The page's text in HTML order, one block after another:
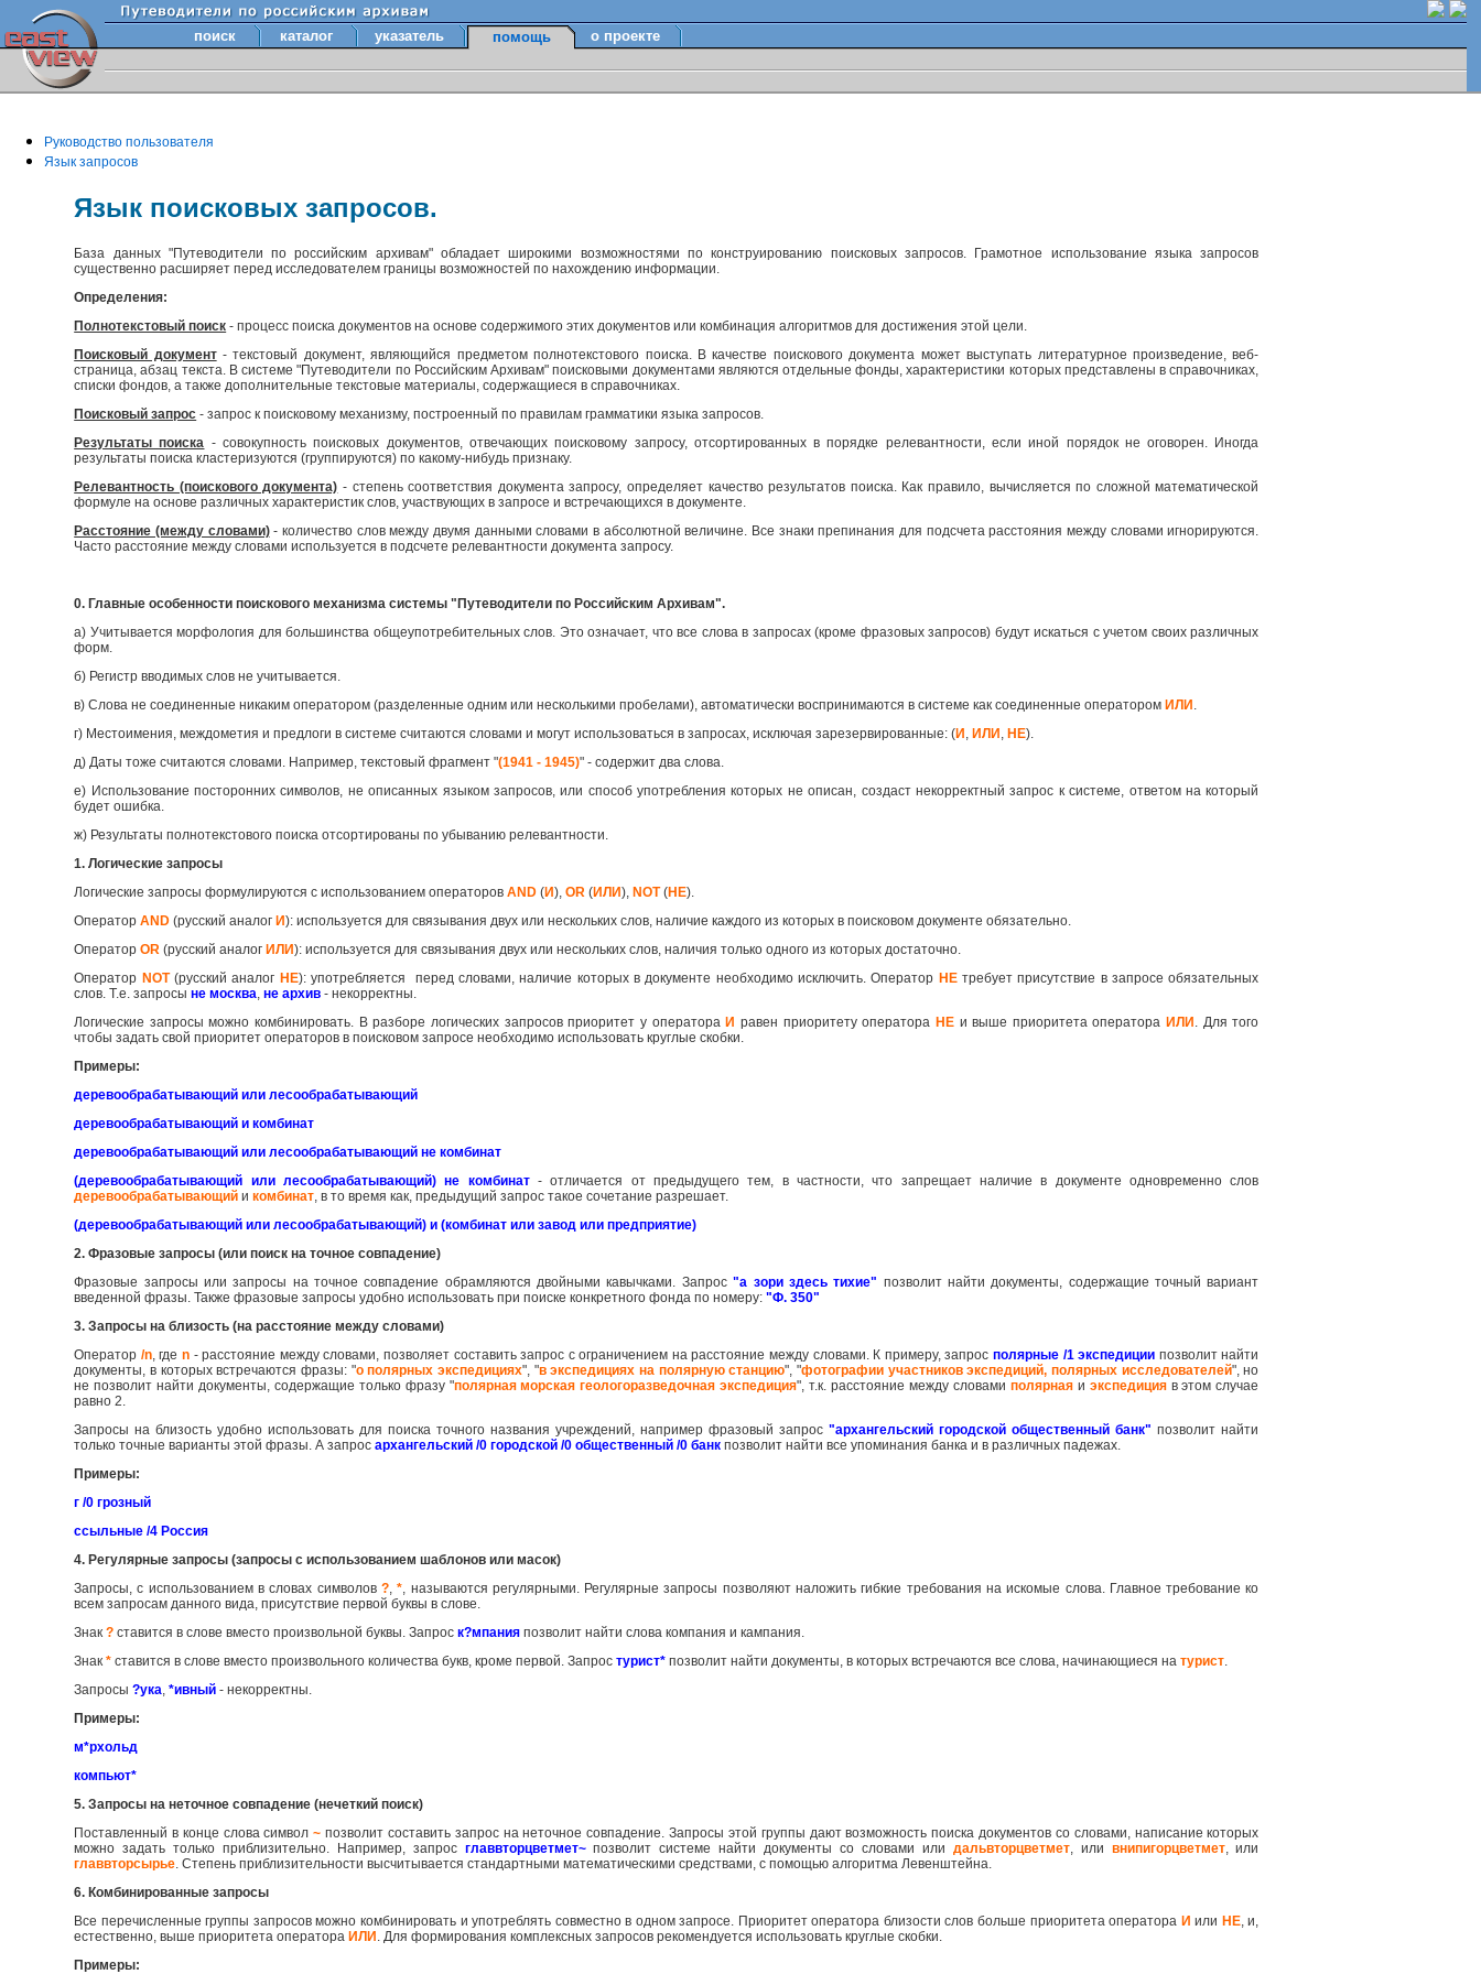
поиск каталог указатель помощь о проекте
Руководство пользователя
Язык запросов
Язык поисковых запросов.
База данных "Путеводители по российским архивам" обладает широкими возможностями по конструированию поисковых запросов. Грамотное использование языка запросов
существенно расширяет перед исследователем границы возможностей по нахождению информации.
Определения:
Полнотекстовый поиск - процесс поиска документов на основе содержимого этих документов или комбинация алгоритмов для достижения этой цели.
Поисковый документ- текстовый документ, являющийся предметом полнотекстового поиска. В качестве поискового документа может выступать литературное произведение, веб-
страница, абзац текста. В системе "Путеводители по Российским Архивам" поисковыми документами являются отдельные фонды, характеристики которых представлены в справочниках,
списки фондов, а также дополнительные текстовые материалы, содержащиеся в справочниках.
Поисковый запрос - запрос к поисковому механизму, построенный по правилам грамматики языка запросов.
Результаты поиска - совокупность поисковых документов, отвечающих поисковому запросу, отсортированных в порядке релевантности, если иной порядок не оговорен. Иногда
результаты поиска кластеризуются (группируются) по какому-нибудь признаку.
Релевантность (поискового документа) - степень соответствия документа запросу, определяет качество результатов поиска. Как правило, вычисляется по сложной математической
формуле на основе различных характеристик слов, участвующих в запросе и встречающихся в документе.
Расстояние (между словами)- количество слов между двумя данными словами в абсолютной величине. Все знаки препинания для подсчета расстояния между словами игнорируются.
Часто расстояние между словами используется в подсчете релевантности документа запросу.
0. Главные особенности поискового механизма системы "Путеводители по Российским Архивам".
а) Учитывается морфология для большинства общеупотребительных слов. Это означает, что все слова в запросах (кроме фразовых запросов) будут искаться с учетом своих различных
форм.
б) Регистр вводимых слов не учитывается.
в) Слова не соединенные никаким оператором (разделенные одним или несколькими пробелами), автоматически воспринимаются в системе как соединенные операторомИЛИ.
г) Местоимения, междометия и предлоги в системе считаются словами и могут использоваться в запросах, исключая зарезервированные: (И,ИЛИ,НЕ).
д) Даты тоже считаются словами. Например, текстовый фрагмент "(1941 - 1945)" - содержит два слова.
е) Использование посторонних символов, не описанных языком запросов, или способ употребления которых не описан, создаст некорректный запрос к системе, ответом на который
будет ошибка.
ж) Результаты полнотекстового поиска отсортированы по убыванию релевантности.
1. Логические запросы
Логические запросы формулируются с использованием операторовAND (И),OR (ИЛИ),NOT(НЕ).
ОператорAND (русский аналогИ): используется для связывания двух или нескольких слов, наличие каждого из которых в поисковом документе обязательно.
ОператорOR (русский аналогИЛИ): используется для связывания двух или нескольких слов, наличия только одного из которых достаточно.
Оператор NOT(русский аналог НЕ): употребляется перед словами, наличие которых в документе необходимо исключить. Оператор НЕтребует присутствие в запросе обязательных
слов. Т.е. запросыне москва,не архив - некорректны.
Логические запросы можно комбинировать. В разборе логических запросов приоритет у оператораИ равен приоритету оператора НЕи выше приоритета оператораИЛИ. Для того
чтобы задать свой приоритет операторов в поисковом запросе необходимо использовать круглые скобки.
Примеры:
деревообрабатывающий или лесообрабатывающий
деревообрабатывающий и комбинат
деревообрабатывающий или лесообрабатывающий не комбинат
(деревообрабатывающий или лесообрабатывающий) не комбинат- отличается от предыдущего тем, в частности, что запрещает наличие в документе одновременно слов
деревообрабатывающий икомбинат, в то время как, предыдущий запрос такое сочетание разрешает.
(деревообрабатывающий или лесообрабатывающий) и (комбинат или завод или предприятие)
2. Фразовые запросы (или поиск на точное совпадение)
Фразовые запросы или запросы на точное совпадение обрамляются двойными кавычками. Запрос"а зори здесь тихие" позволит найти документы, содержащие точный вариант
введенной фразы. Также фразовые запросы удобно использовать при поиске конкретного фонда по номеру:"Ф. 350"
3. Запросы на близость (на расстояние между словами)
Оператор /n, где n- расстояние между словами, позволяет составить запрос с ограничением на расстояние между словами. К примеру, запросполярные /1 экспедиции позволит найти
документы, в которых встречаются фразы: "о полярных экспедициях", "в экспедициях на полярную станцию", "фотографии участников экспедиций, полярных исследователей", но
не позволит найти документы, содержащие только фразу "полярная морская геологоразведочная экспедиция", т.к. расстояние между словами полярнаяи экспедицияв этом случае
равно 2.
Запросы на близость удобно использовать для поиска точного названия учреждений, например фразовый запрос"архангельский городской общественный банк" позволит найти
только точные варианты этой фразы. А запросархангельский /0 городской /0 общественный /0 банк позволит найти все упоминания банка и в различных падежах.
Примеры:
г /0 грозный
ссыльные /4 Россия
4. Регулярные запросы (запросы с использованием шаблонов или масок)
Запросы, с использованием в словах символов ?,*, называются регулярными. Регулярные запросы позволяют наложить гибкие требования на искомые слова. Главное требование ко
всем запросам данного вида, присутствие первой буквы в слове.
Знак? ставится в слове вместо произвольной буквы. Запроск?мпания позволит найти слова компания и кампания.
Знак* ставится в слове вместо произвольного количества букв, кроме первой. Запростурист* позволит найти документы, в которых встречаются все слова, начинающиеся натурист.
Запросы?ука,*ивный - некорректны.
Примеры:
м*рхольд
компьют*
5. Запросы на неточное совпадение (нечеткий поиск)
Поставленный в конце слова символ ~ позволит составить запрос на неточное совпадение. Запросы этой группы дают возможность поиска документов со словами, написание которых
можно задать только приблизительно. Например, запрос главвторцветмет~позволит системе найти документы со словами или дальвторцветмет, или внипигорцветмет, или
главвторсырье. Степень приблизительности высчитывается стандартными математическими средствами, с помощью алгоритма Левенштейна.
6. Комбинированные запросы
Все перечисленные группы запросов можно комбинировать и употреблять совместно в одном запросе. Приоритет оператора близости слов больше приоритета оператора И или НЕ, и,
естественно, выше приоритета оператораИЛИ. Для формирования комплексных запросов рекомендуется использовать круглые скобки.
Примеры: